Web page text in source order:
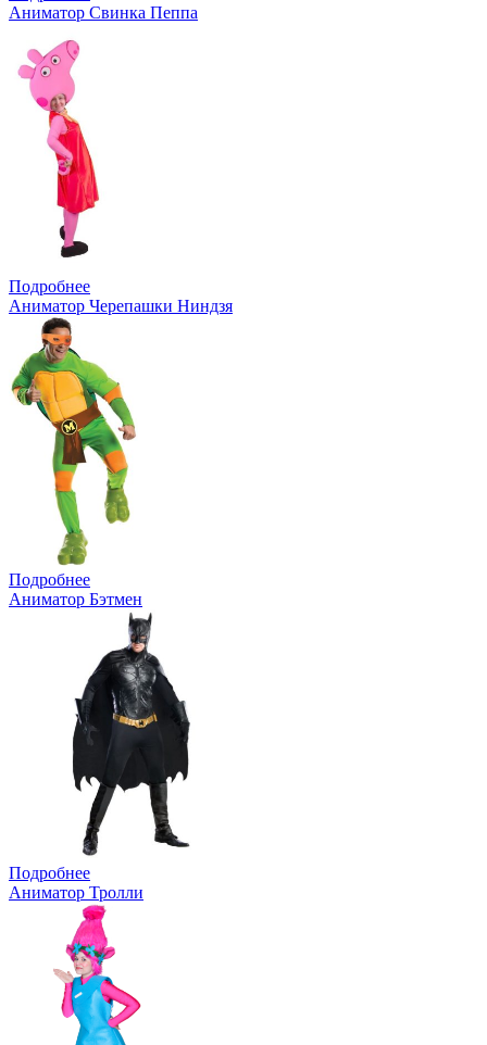
Аниматор Свинка Пеппа
Подробнее
Аниматор Черепашки Ниндзя
Подробнее
Аниматор Бэтмен
Подробнее
Аниматор Тролли